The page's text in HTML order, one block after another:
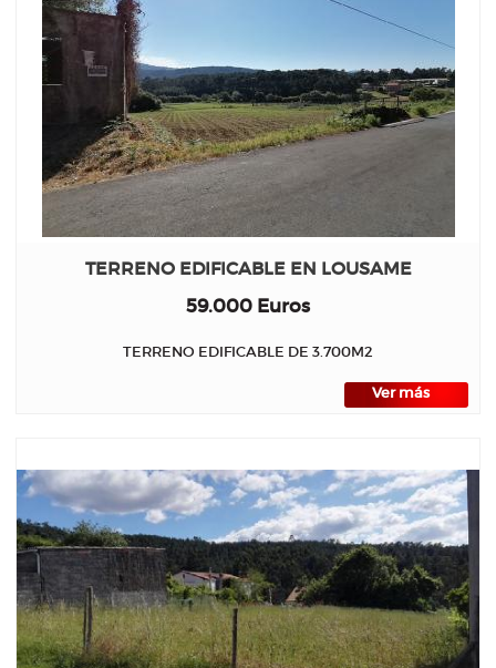
TERRENO EDIFICABLE EN LOUSAME
59.000 Euros
TERRENO EDIFICABLE DE 3.700M2
Ver más